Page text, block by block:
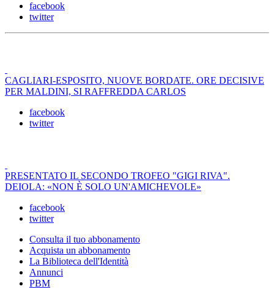
facebook
twitter
CAGLIARI-ESPOSITO, NUOVE BORDATE. ORE DECISIVE
PER MALDINI, SI RAFFREDDA CARLOS
facebook
twitter
PRESENTATO IL SECONDO TROFEO "GIGI RIVA".
DEIOLA: «NON È SOLO UN'AMICHEVOLE»
facebook
twitter
Consulta il tuo abbonamento
Acquista un abbonamento
La Biblioteca dell'Identità
Annunci
PBM